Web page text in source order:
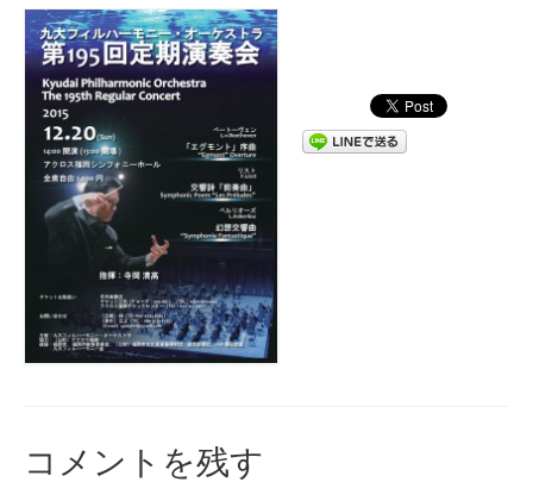
コメントを残す